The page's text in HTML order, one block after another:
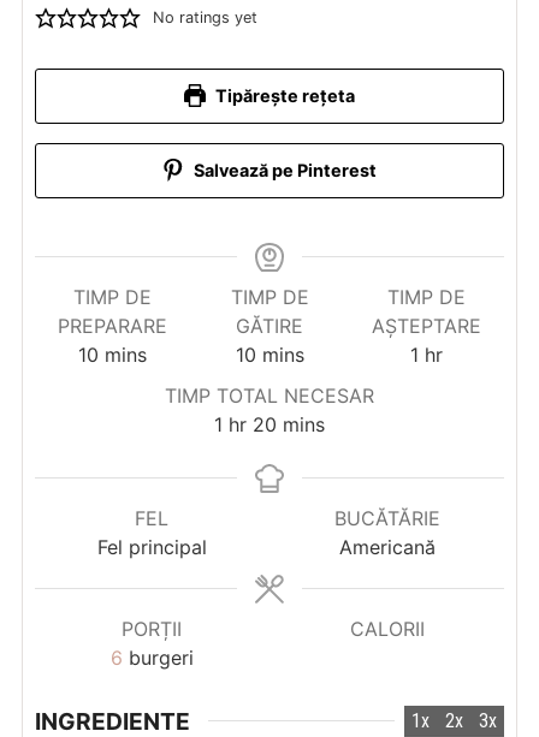
No ratings yet
Tipărește rețeta
Salvează pe Pinterest
TIMP DE
PREPARARE
10 minutes
mins
TIMP DE
GĂTIRE
10minutes
mins
TIMP DE
AȘTEPTARE
1hour
hr
TIMP TOTAL NECESAR
1 hour
hr 20 minutes
mins
FEL
Fel principal
BUCĂTĂRIE
Americană
PORȚII
6 burgeri
CALORII
INGREDIENTE 1x 2x 3x